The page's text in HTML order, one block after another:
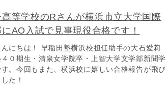
等学校のRさんが横浜市立大学国際
AO入試で見事現役合格です！
にちは！ 早稲田塾横浜校担任助手の大石愛莉
４０期生・清泉女学院卒・上智大学文学部新聞学
。今回もまた、横浜校に嬉しい合格報告が飛び
た！